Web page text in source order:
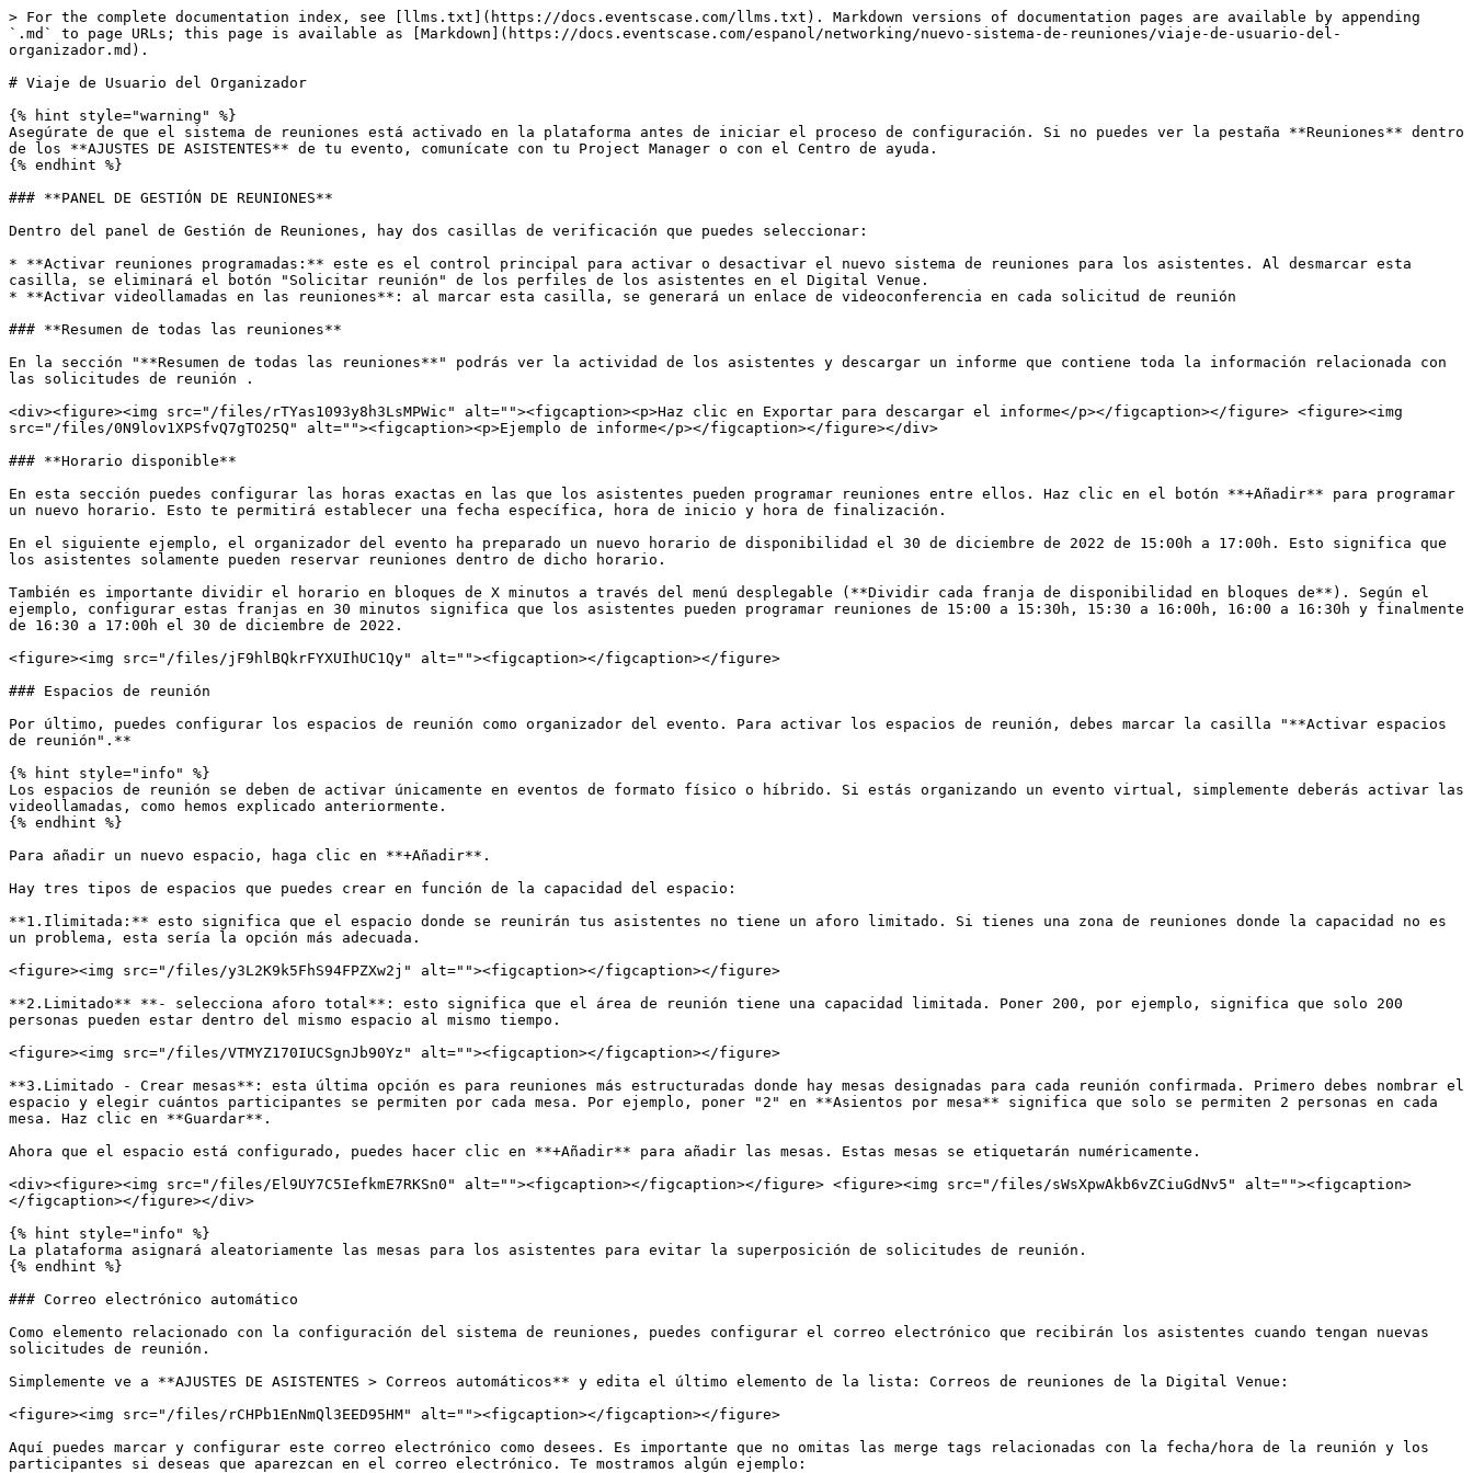
> For the complete documentation index, see [llms.txt](https://docs.eventscase.com/llms.txt). Markdown versions of documentation pages are available by appending
`.md` to page URLs; this page is available as [Markdown](https://docs.eventscase.com/espanol/networking/nuevo-sistema-de-reuniones/viaje-de-usuario-del-
organizador.md).
# Viaje de Usuario del Organizador
{% hint style="warning" %}
Asegúrate de que el sistema de reuniones está activado en la plataforma antes de iniciar el proceso de configuración. Si no puedes ver la pestaña **Reuniones** dentro
de los **AJUSTES DE ASISTENTES** de tu evento, comunícate con tu Project Manager o con el Centro de ayuda.
{% endhint %}
### **PANEL DE GESTIÓN DE REUNIONES**
Dentro del panel de Gestión de Reuniones, hay dos casillas de verificación que puedes seleccionar:
* **Activar reuniones programadas:** este es el control principal para activar o desactivar el nuevo sistema de reuniones para los asistentes. Al desmarcar esta
casilla, se eliminará el botón "Solicitar reunión" de los perfiles de los asistentes en el Digital Venue.
* **Activar videollamadas en las reuniones**: al marcar esta casilla, se generará un enlace de videoconferencia en cada solicitud de reunión
### **Resumen de todas las reuniones**
En la sección "**Resumen de todas las reuniones**" podrás ver la actividad de los asistentes y descargar un informe que contiene toda la información relacionada con
las solicitudes de reunión .
<div><figure><img src="/files/rTYas1093y8h3LsMPWic" alt=""><figcaption><p>Haz clic en Exportar para descargar el informe</p></figcaption></figure> <figure><img
src="/files/0N9lov1XPSfvQ7gTO25Q" alt=""><figcaption><p>Ejemplo de informe</p></figcaption></figure></div>
### **Horario disponible**
En esta sección puedes configurar las horas exactas en las que los asistentes pueden programar reuniones entre ellos. Haz clic en el botón **+Añadir** para programar
un nuevo horario. Esto te permitirá establecer una fecha específica, hora de inicio y hora de finalización.
En el siguiente ejemplo, el organizador del evento ha preparado un nuevo horario de disponibilidad el 30 de diciembre de 2022 de 15:00h a 17:00h. Esto significa que
los asistentes solamente pueden reservar reuniones dentro de dicho horario.
También es importante dividir el horario en bloques de X minutos a través del menú desplegable (**Dividir cada franja de disponibilidad en bloques de**). Según el
ejemplo, configurar estas franjas en 30 minutos significa que los asistentes pueden programar reuniones de 15:00 a 15:30h, 15:30 a 16:00h, 16:00 a 16:30h y finalmente
de 16:30 a 17:00h el 30 de diciembre de 2022.
<figure><img src="/files/jF9hlBQkrFYXUIhUC1Qy" alt=""><figcaption></figcaption></figure>
### Espacios de reunión
Por último, puedes configurar los espacios de reunión como organizador del evento. Para activar los espacios de reunión, debes marcar la casilla "**Activar espacios
de reunión".**
{% hint style="info" %}
Los espacios de reunión se deben de activar únicamente en eventos de formato físico o híbrido. Si estás organizando un evento virtual, simplemente deberás activar las
videollamadas, como hemos explicado anteriormente.
{% endhint %}
Para añadir un nuevo espacio, haga clic en **+Añadir**.
Hay tres tipos de espacios que puedes crear en función de la capacidad del espacio:
**1.Ilimitada:** esto significa que el espacio donde se reunirán tus asistentes no tiene un aforo limitado. Si tienes una zona de reuniones donde la capacidad no es
un problema, esta sería la opción más adecuada.
<figure><img src="/files/y3L2K9k5FhS94FPZXw2j" alt=""><figcaption></figcaption></figure>
**2.Limitado** **- selecciona aforo total**: esto significa que el área de reunión tiene una capacidad limitada. Poner 200, por ejemplo, significa que solo 200
personas pueden estar dentro del mismo espacio al mismo tiempo.
<figure><img src="/files/VTMYZ170IUCSgnJb90Yz" alt=""><figcaption></figcaption></figure>
**3.Limitado - Crear mesas**: esta última opción es para reuniones más estructuradas donde hay mesas designadas para cada reunión confirmada. Primero debes nombrar el
espacio y elegir cuántos participantes se permiten por cada mesa. Por ejemplo, poner "2" en **Asientos por mesa** significa que solo se permiten 2 personas en cada
mesa. Haz clic en **Guardar**.
Ahora que el espacio está configurado, puedes hacer clic en **+Añadir** para añadir las mesas. Estas mesas se etiquetarán numéricamente.
<div><figure><img src="/files/El9UY7C5IefkmE7RKSn0" alt=""><figcaption></figcaption></figure> <figure><img src="/files/sWsXpwAkb6vZCiuGdNv5" alt=""><figcaption>
</figcaption></figure></div>
{% hint style="info" %}
La plataforma asignará aleatoriamente las mesas para los asistentes para evitar la superposición de solicitudes de reunión.
{% endhint %}
### Correo electrónico automático
Como elemento relacionado con la configuración del sistema de reuniones, puedes configurar el correo electrónico que recibirán los asistentes cuando tengan nuevas
solicitudes de reunión.
Simplemente ve a **AJUSTES DE ASISTENTES > Correos automáticos** y edita el último elemento de la lista: Correos de reuniones de la Digital Venue:
<figure><img src="/files/rCHPb1EnNmQl3EED95HM" alt=""><figcaption></figcaption></figure>
Aquí puedes marcar y configurar este correo electrónico como desees. Es importante que no omitas las merge tags relacionadas con la fecha/hora de la reunión y los
participantes si deseas que aparezcan en el correo electrónico. Te mostramos algún ejemplo: